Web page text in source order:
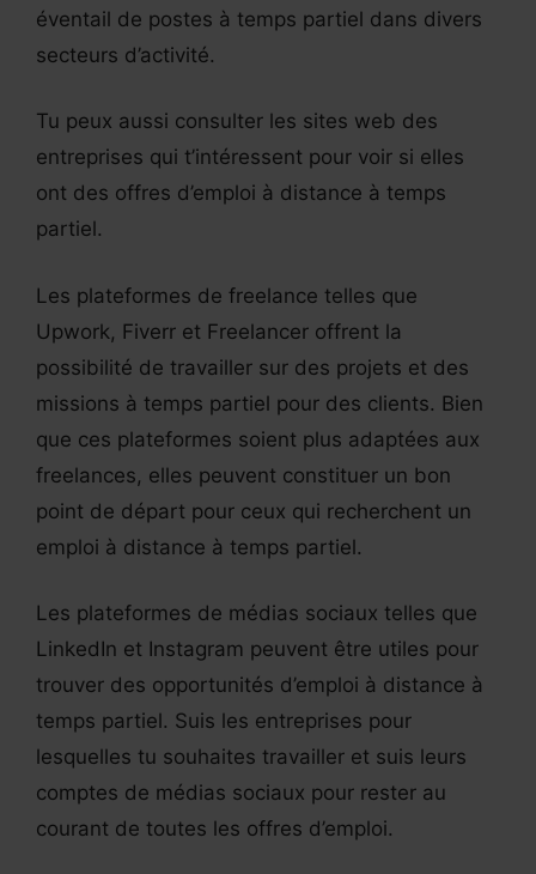
éventail de postes à temps partiel dans divers
secteurs d’activité.
Tu peux aussi consulter les sites web des
entreprises qui t’intéressent pour voir si elles
ont des offres d’emploi à distance à temps
partiel.
Les plateformes de freelance telles que
Upwork, Fiverr et Freelancer offrent la
possibilité de travailler sur des projets et des
missions à temps partiel pour des clients. Bien
que ces plateformes soient plus adaptées aux
freelances, elles peuvent constituer un bon
point de départ pour ceux qui recherchent un
emploi à distance à temps partiel.
Les plateformes de médias sociaux telles que
LinkedIn et Instagram peuvent être utiles pour
trouver des opportunités d’emploi à distance à
temps partiel. Suis les entreprises pour
lesquelles tu souhaites travailler et suis leurs
comptes de médias sociaux pour rester au
courant de toutes les offres d’emploi.